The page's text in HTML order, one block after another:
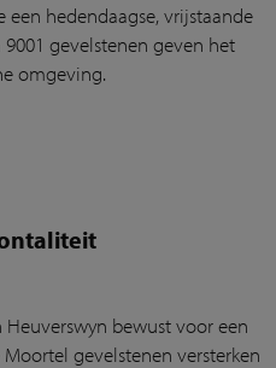
hedendaagse, vrijstaande
gevelstenen geven het
omgeving.
bewust voor een
gevelstenen versterken